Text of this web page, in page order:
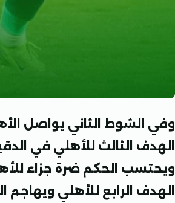
وفي الشوط الثاني يواصل
الهدف الرابع للأهلي